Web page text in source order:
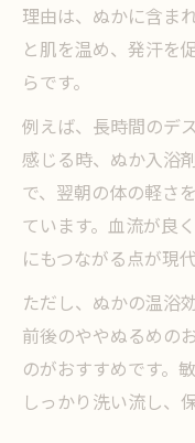
ぬか由来成
バスタイム
ぬか成分配
ぬかのバ
入浴剤選びに
ク
ぬか配合
ト
本当に効く
ぬか入浴剤
理由は、ぬかに含ま
と肌を温め、発汗を
らです。
例えば、長時間のデ
感じる時、ぬか入浴
で、翌朝の体の軽さ
ています。血流が良
にもつながる点が現
ただし、ぬかの温浴
前後のややぬるめの
のがおすすめです。
しっかり洗い流し、